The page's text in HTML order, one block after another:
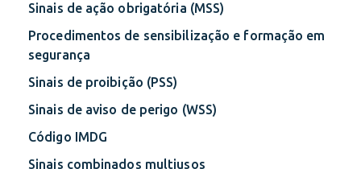
Sinais de ação obrigatória (MSS)
Procedimentos de sensibilização e formação em
segurança
Sinais de proibição (PSS)
Sinais de aviso de perigo (WSS)
Código IMDG
Sinais combinados multiusos